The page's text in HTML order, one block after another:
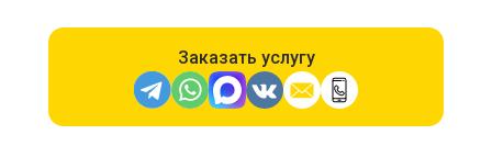
Заказать услугу